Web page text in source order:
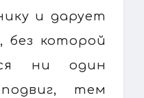
и дарует
без которой
ни один
тем